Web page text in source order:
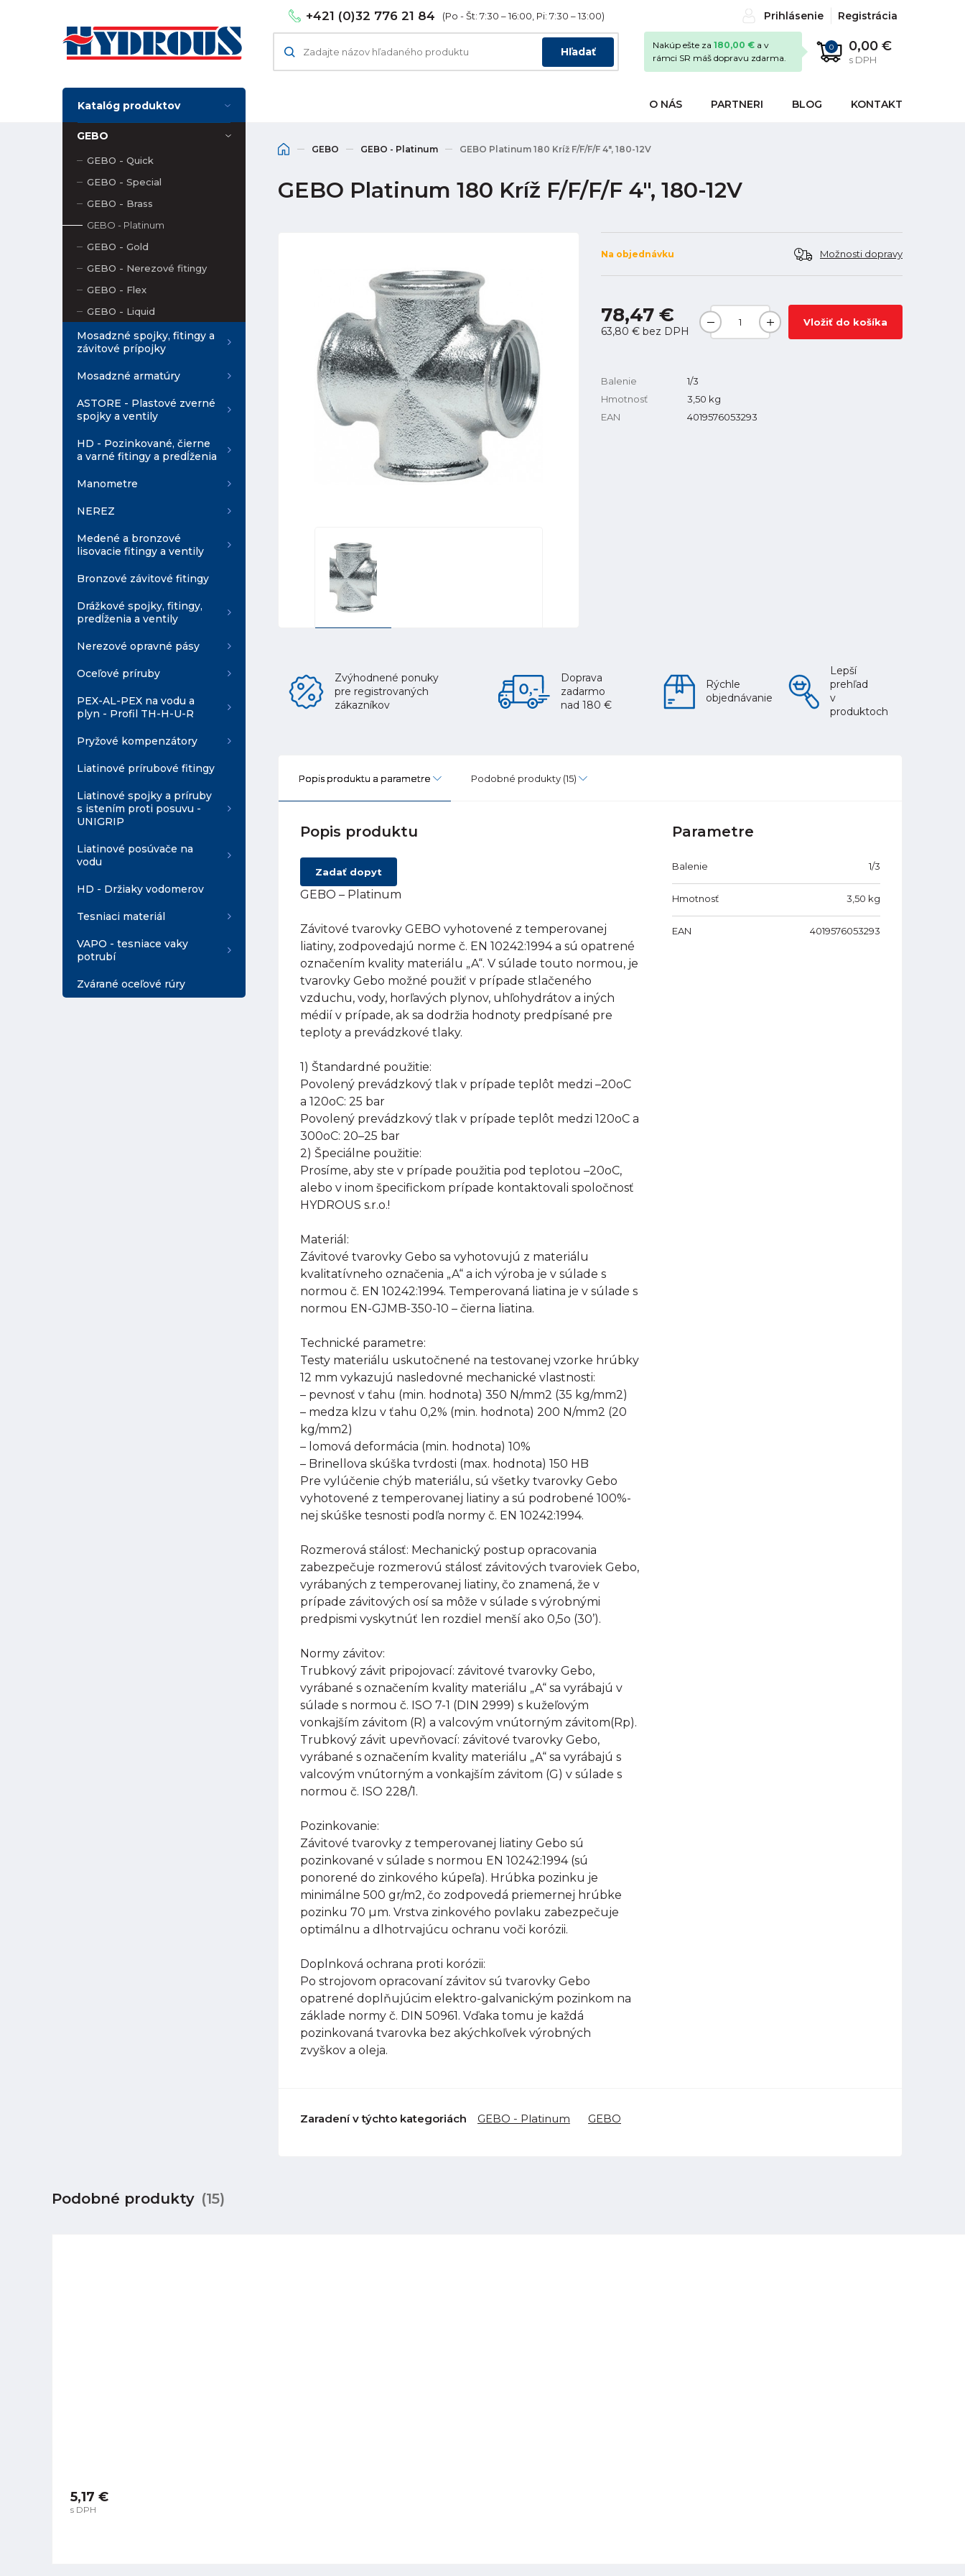
+421 (0)32 776 21 84 (Po - Št: 7:30 – 16:00, Pi: 7:30 – 13:00) Prihlásenie Registrácia
Hľadať 0 0,00 €
s DPH
Nakúp ešte za 180,00 € a v
rámci SR máš dopravu zdarma.
O NÁS PARTNERI BLOG KONTAKT
Katalóg produktov
GEBO
GEBO - Quick
GEBO - Special
GEBO - Brass
GEBO - Platinum
GEBO - Gold
GEBO - Nerezové fitingy
GEBO - Flex
GEBO - Liquid
Mosadzné spojky, fitingy a
závitové prípojky
Mosadzné armatúry
ASTORE - Plastové zverné
spojky a ventily
HD - Pozinkované, čierne
a varné fitingy a predĺženia
Manometre
NEREZ
Medené a bronzové
lisovacie fitingy a ventily
Bronzové závitové fitingy
Drážkové spojky, fitingy,
predĺženia a ventily
Nerezové opravné pásy
Oceľové príruby
PEX-AL-PEX na vodu a
plyn - Profil TH-H-U-R
Pryžové kompenzátory
Liatinové prírubové fitingy
Liatinové spojky a príruby
s istením proti posuvu -
UNIGRIP
Liatinové posúvače na
vodu
HD - Držiaky vodomerov
Tesniaci materiál
VAPO - tesniace vaky
potrubí
Zvárané oceľové rúry
GEBO GEBO - Platinum GEBO Platinum 180 Kríž F/F/F/F 4", 180-12V
GEBO Platinum 180 Kríž F/F/F/F 4", 180-12V
Na objednávku Možnosti dopravy
78,47 €
63,80 € bez DPH
Vložiť do košíka
Balenie
1/3
Hmotnosť
3,50 kg
EAN
4019576053293
Zvýhodnené ponuky
pre registrovaných
zákazníkov
Doprava
zadarmo
nad 180 €
Rýchle
objednávanie
Lepší
prehľad
v
produktoch
Popis produktu a parametre Podobné produkty (15)
Popis produktu
Zadať dopyt
GEBO – Platinum
Závitové tvarovky GEBO vyhotovené z temperovanej
liatiny, zodpovedajú norme č. EN 10242:1994 a sú opatrené
označením kvality materiálu „A“. V súlade touto normou, je
tvarovky Gebo možné použiť v prípade stlačeného
vzduchu, vody, horľavých plynov, uhľohydrátov a iných
médií v prípade, ak sa dodržia hodnoty predpísané pre
teploty a prevádzkové tlaky.
1) Štandardné použitie:
Povolený prevádzkový tlak v prípade teplôt medzi –20oC
a 120oC: 25 bar
Povolený prevádzkový tlak v prípade teplôt medzi 120oC a
300oC: 20–25 bar
2) Špeciálne použitie:
Prosíme, aby ste v prípade použitia pod teplotou –20oC,
alebo v inom špecifickom prípade kontaktovali spoločnosť
HYDROUS s.r.o.!
Materiál:
Závitové tvarovky Gebo sa vyhotovujú z materiálu
kvalitatívneho označenia „A“ a ich výroba je v súlade s
normou č. EN 10242:1994. Temperovaná liatina je v súlade s
normou EN-GJMB-350-10 – čierna liatina.
Technické parametre:
Testy materiálu uskutočnené na testovanej vzorke hrúbky
12 mm vykazujú nasledovné mechanické vlastnosti:
– pevnosť v ťahu (min. hodnota) 350 N/mm2 (35 kg/mm2)
– medza klzu v ťahu 0,2% (min. hodnota) 200 N/mm2 (20
kg/mm2)
– lomová deformácia (min. hodnota) 10%
– Brinellova skúška tvrdosti (max. hodnota) 150 HB
Pre vylúčenie chýb materiálu, sú všetky tvarovky Gebo
vyhotovené z temperovanej liatiny a sú podrobené 100%-
nej skúške tesnosti podľa normy č. EN 10242:1994.
Rozmerová stálosť: Mechanický postup opracovania
zabezpečuje rozmerovú stálosť závitových tvaroviek Gebo,
vyrábaných z temperovanej liatiny, čo znamená, že v
prípade závitových osí sa môže v súlade s výrobnými
predpismi vyskytnúť len rozdiel menší ako 0,5o (30’).
Normy závitov:
Trubkový závit pripojovací: závitové tvarovky Gebo,
vyrábané s označením kvality materiálu „A“ sa vyrábajú v
súlade s normou č. ISO 7-1 (DIN 2999) s kužeľovým
vonkajším závitom (R) a valcovým vnútorným závitom(Rp).
Trubkový závit upevňovací: závitové tvarovky Gebo,
vyrábané s označením kvality materiálu „A“ sa vyrábajú s
valcovým vnútorným a vonkajším závitom (G) v súlade s
normou č. ISO 228/1.
Pozinkovanie:
Závitové tvarovky z temperovanej liatiny Gebo sú
pozinkované v súlade s normou EN 10242:1994 (sú
ponorené do zinkového kúpeľa). Hrúbka pozinku je
minimálne 500 gr/m2, čo zodpovedá priemernej hrúbke
pozinku 70 µm. Vrstva zinkového povlaku zabezpečuje
optimálnu a dlhotrvajúcu ochranu voči korózii.
Doplnková ochrana proti korózii:
Po strojovom opracovaní závitov sú tvarovky Gebo
opatrené doplňujúcim elektro-galvanickým pozinkom na
základe normy č. DIN 50961. Vďaka tomu je každá
pozinkovaná tvarovka bez akýchkoľvek výrobných
zvyškov a oleja.
Parametre
Balenie 1/3
Hmotnosť 3,50 kg
EAN 4019576053293
Zaradení v týchto kategoriách GEBO - Platinum GEBO
Podobné produkty (15)
5,17 €
s DPH